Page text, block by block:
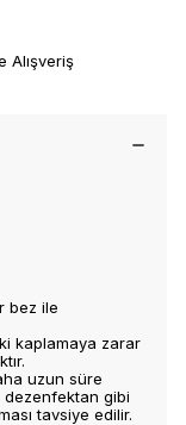
Alışveriş
bez ile
kaplamaya zarar
uzun süre
dezenfektan gibi
tavsiye edilir.